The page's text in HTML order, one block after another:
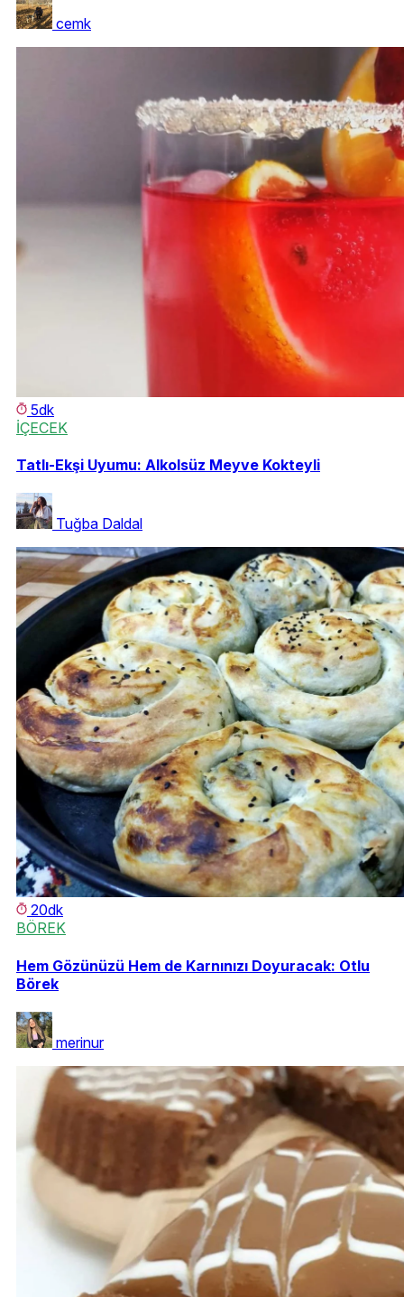
cemk
5dk
İÇECEK
Tatlı-Ekşi Uyumu: Alkolsüz Meyve Kokteyli
Tuğba Daldal
20dk
BÖREK
Hem Gözünüzü Hem de Karnınızı Doyuracak: Otlu
Börek
merinur